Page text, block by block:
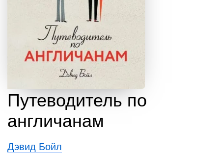
Путеводитель по
англичанам
Дэвид Бойл